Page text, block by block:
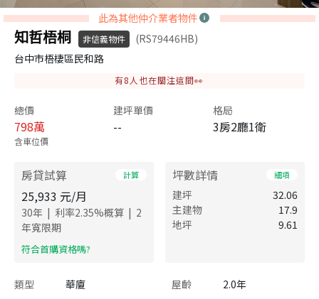
此為其他仲介業者物件
知哲梧桐 非信義物件
(RS79446HB)
台中市梧棲區民和路
有8 人也在關注這間👀
總價
798萬
含車位價
建坪單價
--
格局
3房2廳1衛
房貸試算 計算
25,933 元/月
30年 | 利率2.35%概算 | 2
年寬限期
​符合首購資格嗎?
坪數詳情 細項
建坪
32.06
主建物
17.9
地坪
9.61
類型 華廈 屋齡
2.0年